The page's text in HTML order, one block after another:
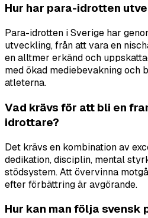
Hur har para-idrotten
Para-idrotten i Sverige har
utveckling, från att vara en
en alltmer erkänd och
med ökad mediebevakning och
atleterna.
Vad krävs för att bli en
idrottare?
Det krävs en kombination av
dedikation, disciplin, mental
stödsystem. Att övervinna
efter förbättring är avgörande.
Hur kan man följa svensk